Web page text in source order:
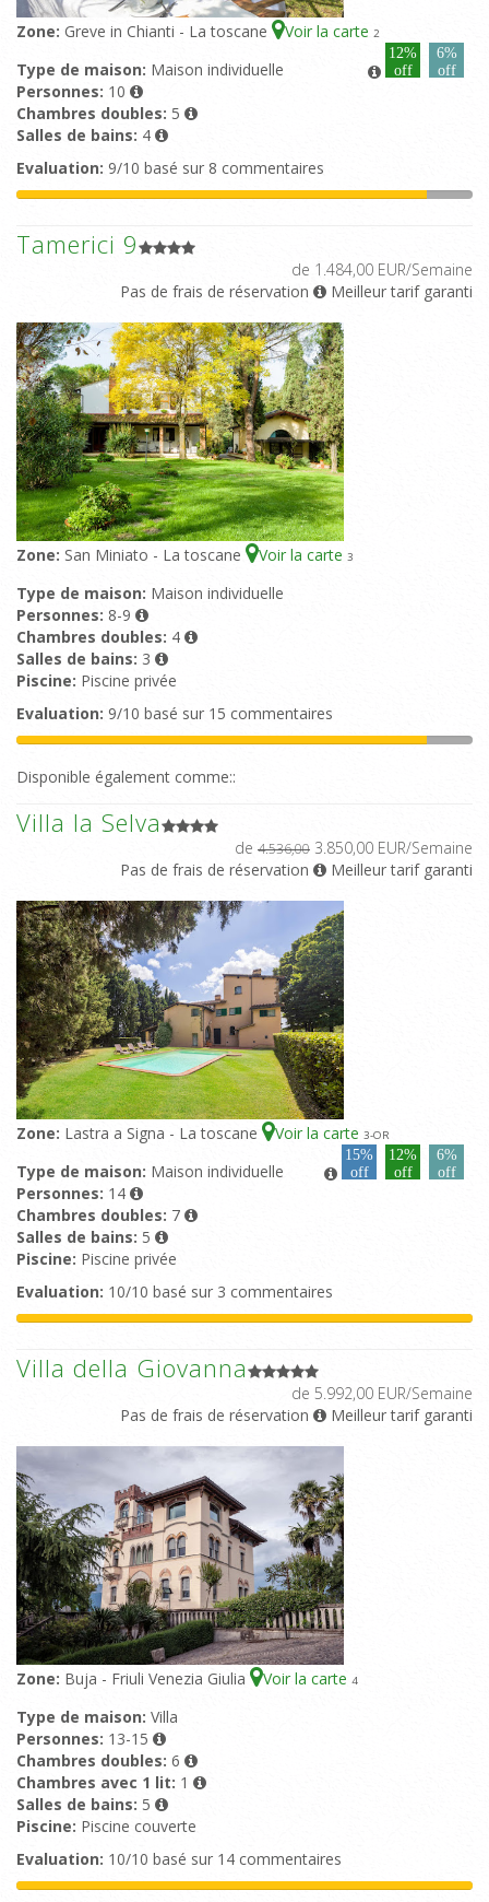
Zone: Greve in Chianti - La toscane Voir la carte 2
12%
off
6%
off
Type de maison: Maison individuelle
Personnes: 10
Chambres doubles: 5
Salles de bains: 4
Evaluation: 9/10 basé sur 8 commentaires
Tamerici 9
de 1.484,00 EUR/Semaine
Pas de frais de réservation
Meilleur tarif garanti
Zone: San Miniato - La toscane Voir la carte 3
Type de maison: Maison individuelle
Personnes: 8-9
Chambres doubles: 4
Salles de bains: 3
Piscine: Piscine privée
Evaluation: 9/10 basé sur 15 commentaires
Disponible également comme::
Villa la Selva
de 4.536,00 3.850,00 EUR/Semaine
Pas de frais de réservation
Meilleur tarif garanti
Zone: Lastra a Signa - La toscane Voir la carte 3-OR
15%
off
12%
off
6%
off
Type de maison: Maison individuelle
Personnes: 14
Chambres doubles: 7
Salles de bains: 5
Piscine: Piscine privée
Evaluation: 10/10 basé sur 3 commentaires
Villa della Giovanna
de 5.992,00 EUR/Semaine
Pas de frais de réservation
Meilleur tarif garanti
Zone: Buja - Friuli Venezia Giulia Voir la carte 4
Type de maison: Villa
Personnes: 13-15
Chambres doubles: 6
Chambres avec 1 lit: 1
Salles de bains: 5
Piscine: Piscine couverte
Evaluation: 10/10 basé sur 14 commentaires